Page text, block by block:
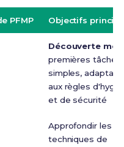
PFMP Objectifs
Découverte
premières tâches
simples,
aux règles
et de sécurité
Approfondir les
techniques de